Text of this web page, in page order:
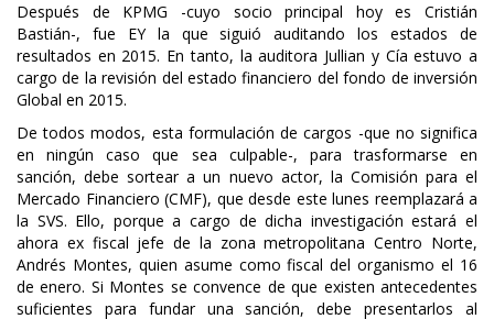
Después de KPMG -cuyo socio principal hoy es Cristián
Bastián-, fue EY la que siguió auditando los estados de
resultados en 2015. En tanto, la auditora Jullian y Cía estuvo a
cargo de la revisión del estado financiero del fondo de inversión
Global en 2015.
De todos modos, esta formulación de cargos -que no significa
en ningún caso que sea culpable-, para trasformarse en
sanción, debe sortear a un nuevo actor, la Comisión para el
Mercado Financiero (CMF), que desde este lunes reemplazará a
la SVS. Ello, porque a cargo de dicha investigación estará el
ahora ex fiscal jefe de la zona metropolitana Centro Norte,
Andrés Montes, quien asume como fiscal del organismo el 16
de enero. Si Montes se convence de que existen antecedentes
suficientes para fundar una sanción, debe presentarlos al